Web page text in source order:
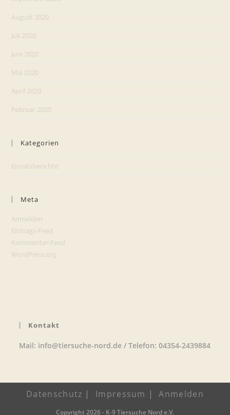
August 2020
Juli 2020
Juni 2020
Mai 2020
April 2020
Februar 2020
Kategorien
Einsatzberichte
Meta
Anmelden
Eintrags-Feed
Kommentar-Feed
WordPress.org
Kontakt
Mail: info@tiersuche-nord.de / Telefon: 04354-2439884
Datenschutz Impressum Anmelden
Copyright 2026 - K-9 Tiersuche Nord e.V.